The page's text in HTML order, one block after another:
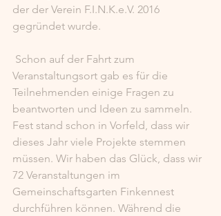
der der Verein F.I.N.K.e.V. 2016
gegründet wurde.
Veranstaltungsort gab es für die
Teilnehmenden einige Fragen zu
beantworten und Ideen zu sammeln.
Fest stand schon in Vorfeld, dass wir
dieses Jahr viele Projekte stemmen
müssen. Wir haben das Glück, dass wir
72 Veranstaltungen im
Gemeinschaftsgarten Finkennest
durchführen können. Während die